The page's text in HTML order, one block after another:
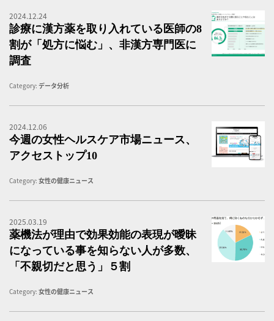
2024.12.24
診療に漢方薬を取り入れている医師の8
割が「処方に悩む」、非漢方専門医に
調査
Category: データ分析
2024.12.06
今週の女性ヘルスケア市場ニュース、
アクセストップ10
Category: 女性の健康ニュース
2025.03.19
薬機法が理由で効果効能の表現が曖昧
になっている事を知らない人が多数、
「不親切だと思う」５割
Category: 女性の健康ニュース